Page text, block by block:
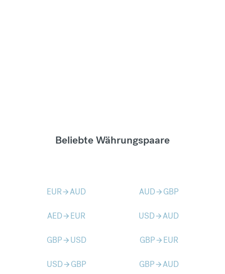
Beliebte Währungspaare
EURarrow_forwardAUD AUDarrow_forward GBP
AEDarrow_forward EUR USDarrow_forwardAUD
GBParrow_forward USD GBParrow_forward EUR
USDarrow_forward GBP GBParrow_forwardAUD